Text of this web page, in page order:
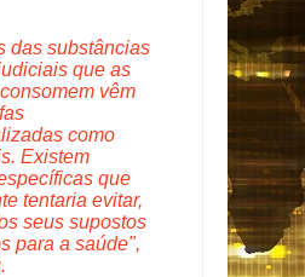
das substâncias
que as
vêm
como
Existem
que
tentaria evitar,
seus supostos
para a saúde",